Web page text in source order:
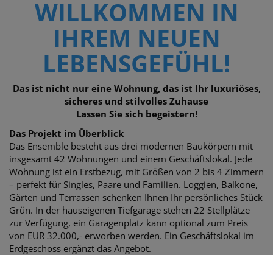
WILLKOMMEN IN
IHREM NEUEN
LEBENSGEFÜHL!
Das ist nicht nur eine Wohnung, das ist Ihr luxuriöses,
sicheres und stilvolles Zuhause
Lassen Sie sich begeistern!
Das Projekt im Überblick
Das Ensemble besteht aus drei modernen Baukörpern mit
insgesamt 42 Wohnungen und einem Geschäftslokal. Jede
Wohnung ist ein Erstbezug, mit Größen von 2 bis 4 Zimmern
– perfekt für Singles, Paare und Familien. Loggien, Balkone,
Gärten und Terrassen schenken Ihnen Ihr persönliches Stück
Grün. In der hauseigenen Tiefgarage stehen 22 Stellplätze
zur Verfügung, ein Garagenplatz kann optional zum Preis
von EUR 32.000,- erworben werden. Ein Geschäftslokal im
Erdgeschoss ergänzt das Angebot.